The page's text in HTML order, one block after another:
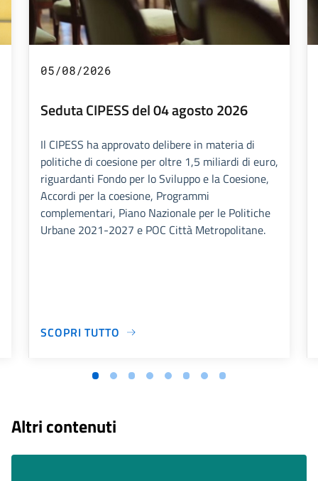
05/08/2026
Seduta CIPESS del 04 agosto 2026
Il CIPESS ha approvato delibere in materia di
politiche di coesione per oltre 1,5 miliardi di euro,
riguardanti Fondo per lo Sviluppo e la Coesione,
Accordi per la coesione, Programmi
complementari, Piano Nazionale per le Politiche
Urbane 2021-2027 e POC Città Metropolitane.
SCOPRI TUTTO
Altri contenuti